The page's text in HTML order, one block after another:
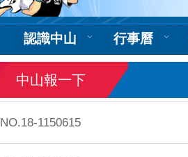
認識中山 行事曆
中山報一下
NO.18-1150615